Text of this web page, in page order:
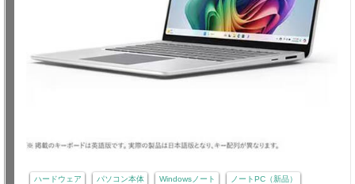
ハードウェア パソコン本体 Windowsノート ノートPC（新品）